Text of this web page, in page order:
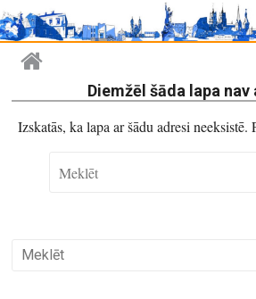
Diemžēl šāda lapa
Izskatās, ka lapa ar šādu adresi neeksistē.